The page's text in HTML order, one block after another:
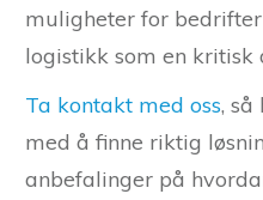
muligheter for
logistikk som en kritisk
Ta kontakt med oss, så
med å finne riktig
anbefalinger på